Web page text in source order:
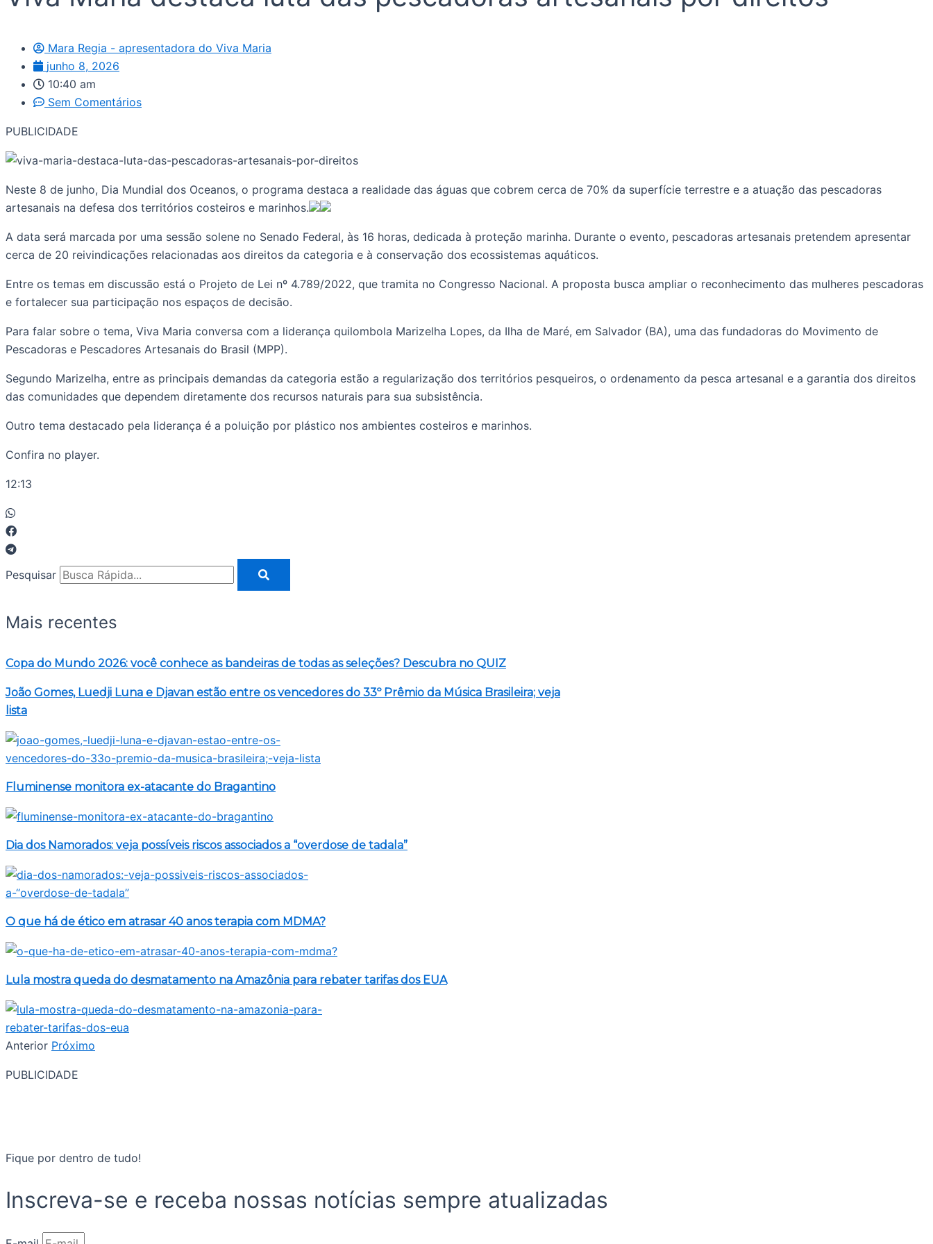
Mara Regia - apresentadora do Viva Maria
junho 8, 2026
10:40 am
Sem Comentários
PUBLICIDADE
Neste 8 de junho, Dia Mundial dos Oceanos, o programa destaca a realidade das águas que cobrem cerca de 70% da superfície terrestre e a atuação das pescadoras
artesanais na defesa dos territórios costeiros e marinhos.
A data será marcada por uma sessão solene no Senado Federal, às 16 horas, dedicada à proteção marinha. Durante o evento, pescadoras artesanais pretendem apresentar
cerca de 20 reivindicações relacionadas aos direitos da categoria e à conservação dos ecossistemas aquáticos.
Entre os temas em discussão está o Projeto de Lei nº 4.789/2022, que tramita no Congresso Nacional. A proposta busca ampliar o reconhecimento das mulheres pescadoras
e fortalecer sua participação nos espaços de decisão.
Para falar sobre o tema, Viva Maria conversa com a liderança quilombola Marizelha Lopes, da Ilha de Maré, em Salvador (BA), uma das fundadoras do Movimento de
Pescadoras e Pescadores Artesanais do Brasil (MPP).
Segundo Marizelha, entre as principais demandas da categoria estão a regularização dos territórios pesqueiros, o ordenamento da pesca artesanal e a garantia dos direitos
das comunidades que dependem diretamente dos recursos naturais para sua subsistência.
Outro tema destacado pela liderança é a poluição por plástico nos ambientes costeiros e marinhos.
Confira no player.
12:13
Pesquisar
Mais recentes
Copa do Mundo 2026: você conhece as bandeiras de todas as seleções? Descubra no QUIZ
João Gomes, Luedji Luna e Djavan estão entre os vencedores do 33º Prêmio da Música Brasileira; veja
lista
Fluminense monitora ex-atacante do Bragantino
Dia dos Namorados: veja possíveis riscos associados a “overdose de tadala”
O que há de ético em atrasar 40 anos terapia com MDMA?
Lula mostra queda do desmatamento na Amazônia para rebater tarifas dos EUA
Anterior Próximo
PUBLICIDADE
Fique por dentro de tudo!
Inscreva-se e receba nossas notícias sempre atualizadas